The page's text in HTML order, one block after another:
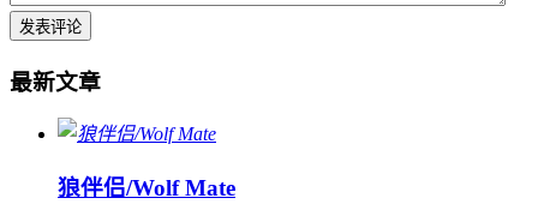
最新文章
狼伴侣/Wolf Mate